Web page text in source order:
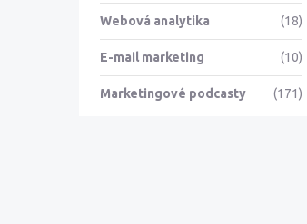
Webová analytika (18)
E-mail marketing (10)
Marketingové podcasty (171)